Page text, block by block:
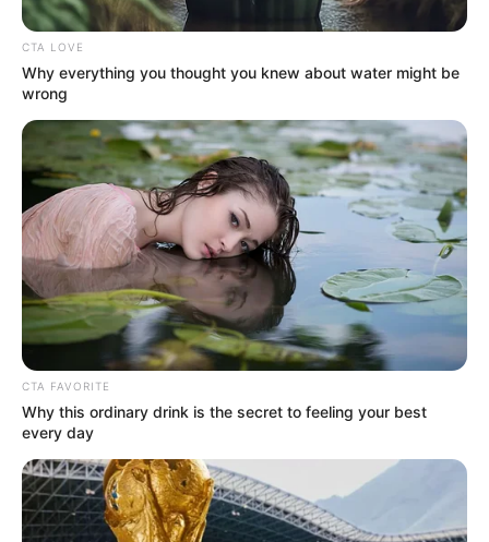
Vác külterületén. A rendőrségi vizsgálat
megállapította, hogy a BMW-t vezető 19 éves
sofőr áttért a szemközti sávba, ezzel okozva a
tragikus ütközést. A fiatal sofőr ellen
büntetőeljárás indult, miközben Hunor hosszú
kórházi kezelésen esett át, és az állapota lassan
javul.
A baleset híre megrázta a családot, különösen
CTA LOVE
Why everything you thought you knew about water might be
wrong
CTA FAVORITE
Why this ordinary drink is the secret to feeling your best
every day